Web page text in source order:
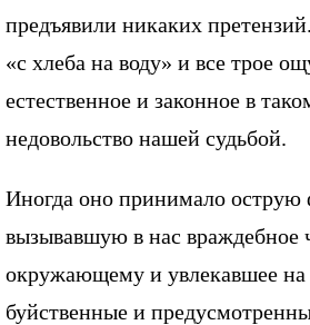
предъявили никаких
«с хлеба на воду» и все трое
естественное и законное в
недовольство нашей судьбой.
Иногда оно принимало острую
вызывавшую в нас враждебное
окружающему и увлекавшее на
буйственные и